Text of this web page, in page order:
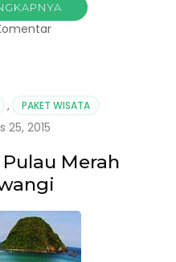
pada
VS
, PAKET WISATA
25, 2015
Merah